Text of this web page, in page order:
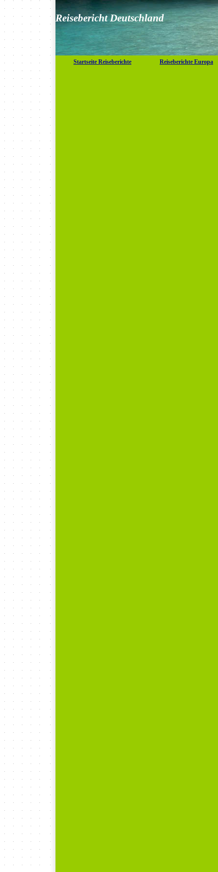
Reisebericht Deutschland
Startseite Reiseberichte Reiseberichte Europa